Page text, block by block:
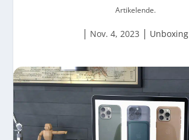
Artikelende.
| Nov. 4, 2023 | Unboxing